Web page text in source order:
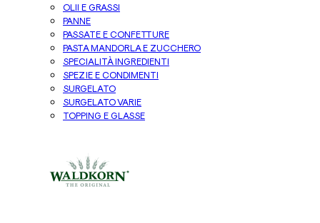
OLII E GRASSI
PANNE
PASSATE E CONFETTURE
PASTA MANDORLA E ZUCCHERO
SPECIALITÀ INGREDIENTI
SPEZIE E CONDIMENTI
SURGELATO
SURGELATO VARIE
TOPPING E GLASSE